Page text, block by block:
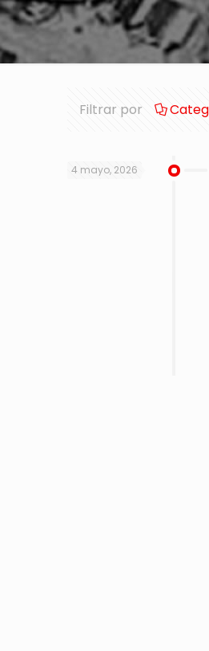
Filtrar por
4 mayo, 2026